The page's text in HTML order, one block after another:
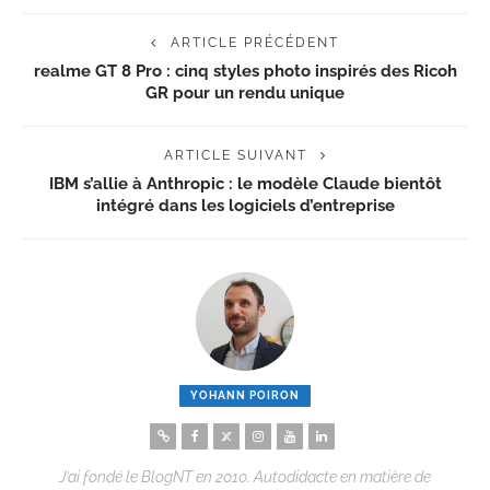
ARTICLE PRÉCÉDENT
realme GT 8 Pro : cinq styles photo inspirés des Ricoh
GR pour un rendu unique
ARTICLE SUIVANT
IBM s’allie à Anthropic : le modèle Claude bientôt
intégré dans les logiciels d’entreprise
YOHANN POIRON
J’ai fondé le BlogNT en 2010. Autodidacte en matière de